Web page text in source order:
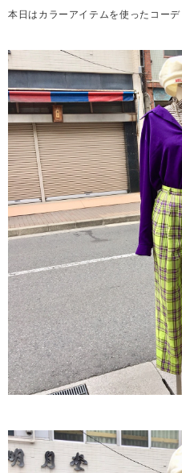
本日はカラーアイテムを使ったコーデ